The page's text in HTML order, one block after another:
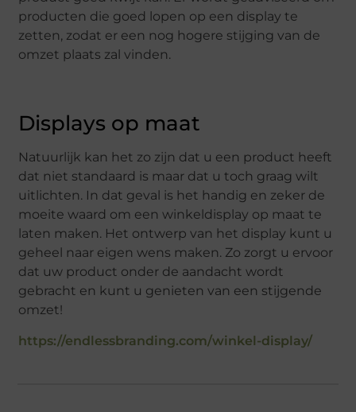
producten die goed lopen op een display te
zetten, zodat er een nog hogere stijging van de
omzet plaats zal vinden.
Displays op maat
Natuurlijk kan het zo zijn dat u een product heeft
dat niet standaard is maar dat u toch graag wilt
uitlichten. In dat geval is het handig en zeker de
moeite waard om een winkeldisplay op maat te
laten maken. Het ontwerp van het display kunt u
geheel naar eigen wens maken. Zo zorgt u ervoor
dat uw product onder de aandacht wordt
gebracht en kunt u genieten van een stijgende
omzet!
https://endlessbranding.com/winkel-display/